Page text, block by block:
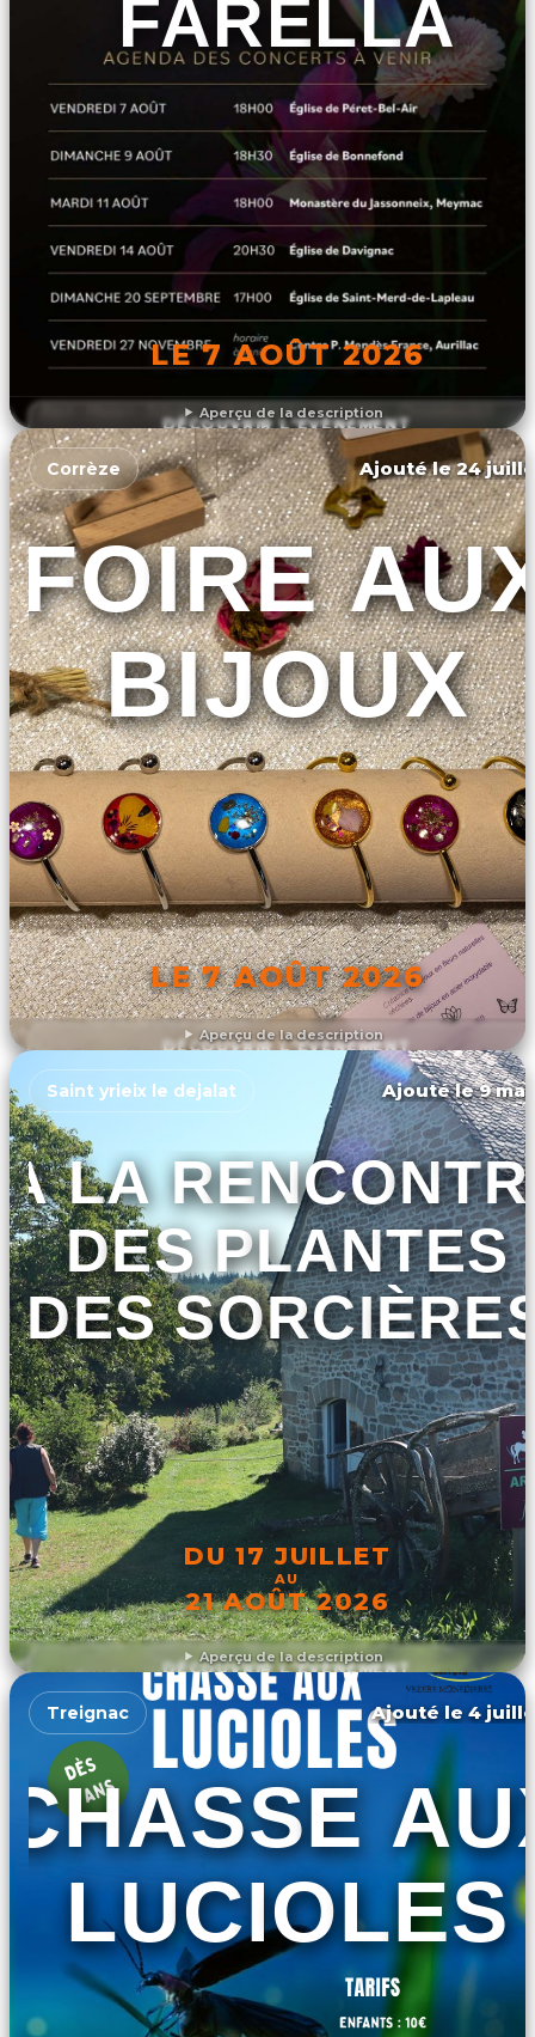
Aperçu de la description
FARELLA
LE 7 AOÛT 2026
DÉCOUVRIR L'ÉVÉNEMENT
Aperçu de la description
Corrèze Ajouté le 24
FOIRE
BIJOUX
LE 7 AOÛT 2026
DÉCOUVRIR L'ÉVÉNEMENT
Aperçu de la description
Saint yrieix le dejalat Ajouté le 9
A LA
DES PLANTES
DES
DU 17 JUILLET
AU
21 AOÛT 2026
DÉCOUVRIR L'ÉVÉNEMENT
Treignac Ajouté le 4
CHASSE
LUCIOLES